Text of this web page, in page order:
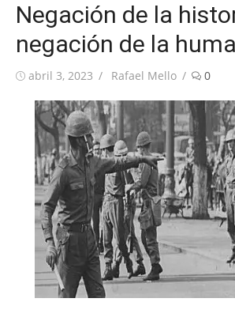
Negación de la
negación de la
Publicada
abril 3, 2023 Autor
Rafael Mello 0